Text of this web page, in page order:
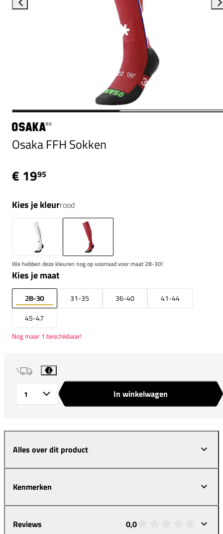
Osaka FFH Sokken
€ 1995
Kies je kleurrood
We hebben deze kleuren nog op voorraad voor maat 28-30!
Kies je maat
28-30 31-35 36-40
41-44
45-47
Nog maar 1 beschikbaar!
i
In winkelwagen
Alles over dit product
Kenmerken
Reviews 0,0